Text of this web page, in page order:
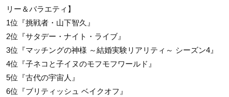
リー＆バラエティ】
1位『挑戦者・山下智久』
2位『サタデー・ナイト・ライブ』
3位『マッチングの神様 ～結婚実験リアリティ～ シーズン4』
4位『子ネコと子イヌのモフモフワールド』
5位『古代の宇宙人』
6位『ブリティッシュ ベイクオフ』